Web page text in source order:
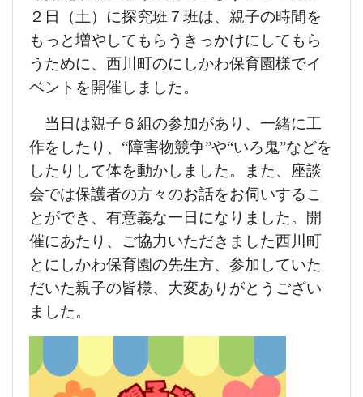
とができ、有意義な一日になりました。開
催にあたり、ご協力いただきました西川町
とにしかわ保育園の先生方、参加していた
だいた親子の皆様、大変ありがとうござい